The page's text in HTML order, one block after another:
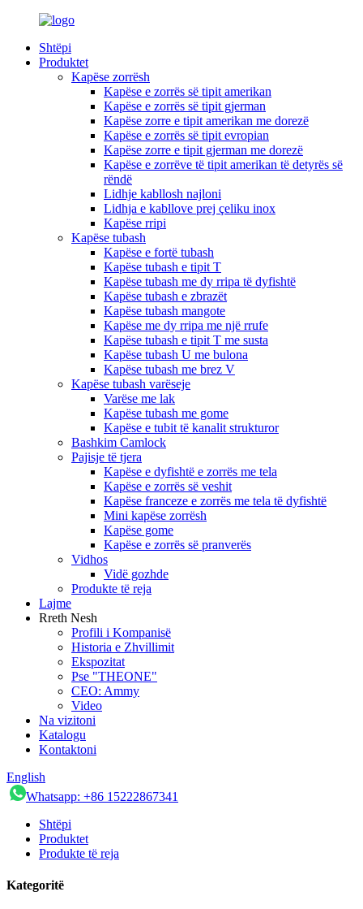
Shtëpi
Produktet
Kapëse zorrësh
Kapëse e zorrës së tipit amerikan
Kapëse e zorrës së tipit gjerman
Kapëse zorre e tipit amerikan me dorezë
Kapëse e zorrës së tipit evropian
Kapëse zorre e tipit gjerman me dorezë
Kapëse e zorrëve të tipit amerikan të detyrës së
rëndë
Lidhje kabllosh najloni
Lidhja e kabllove prej çeliku inox
Kapëse rripi
Kapëse tubash
Kapëse e fortë tubash
Kapëse tubash e tipit T
Kapëse tubash me dy rripa të dyfishtë
Kapëse tubash e zbrazët
Kapëse tubash mangote
Kapëse me dy rripa me një rrufe
Kapëse tubash e tipit T me susta
Kapëse tubash U me bulona
Kapëse tubash me brez V
Kapëse tubash varëseje
Varëse me lak
Kapëse tubash me gome
Kapëse e tubit të kanalit strukturor
Bashkim Camlock
Pajisje të tjera
Kapëse e dyfishtë e zorrës me tela
Kapëse e zorrës së veshit
Kapëse franceze e zorrës me tela të dyfishtë
Mini kapëse zorrësh
Kapëse gome
Kapëse e zorrës së pranverës
Vidhos
Vidë gozhde
Produkte të reja
Lajme
Rreth Nesh
Profili i Kompanisë
Historia e Zhvillimit
Ekspozitat
Pse "THEONE"
CEO: Ammy
Video
Na vizitoni
Katalogu
Kontaktoni
English
Whatsapp: +86 15222867341
Shtëpi
Produktet
Produkte të reja
Kategoritë